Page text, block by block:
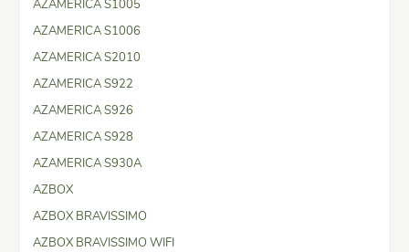
AZAMERICA S1005
AZAMERICA S1006
AZAMERICA S2010
AZAMERICA S922
AZAMERICA S926
AZAMERICA S928
AZAMERICA S930A
AZBOX
AZBOX BRAVISSIMO
AZBOX BRAVISSIMO WIFI